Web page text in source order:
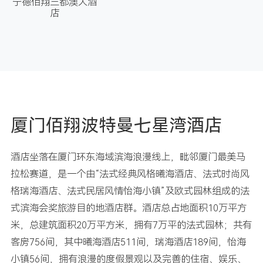
店
厦门佰翔波特曼七星湾酒店
酒店坐落在厦门环东海域滨海浪漫线上，毗邻厦门最美马
拉松赛道，是一个由“法式经典风格曦海酒店、法式时尚风
格瑞海酒店、法式民居风情怡海小镇”及欧式园林组成的法
式滨海会奖旅游目的地酒店群。酒店总占地面积10万平方
米，总建筑面积20万平方米，拥有7万平的法式园林；共有
客房756间，其中曦海酒店511间，瑞海酒店189间，怡海
小镇56间，拥有浪漫的度假景观以及完善的住宿、娱乐、